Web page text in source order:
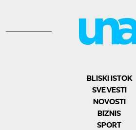
BLISKI ISTOK
SVE VESTI
NOVOSTI
BIZNIS
SPORT